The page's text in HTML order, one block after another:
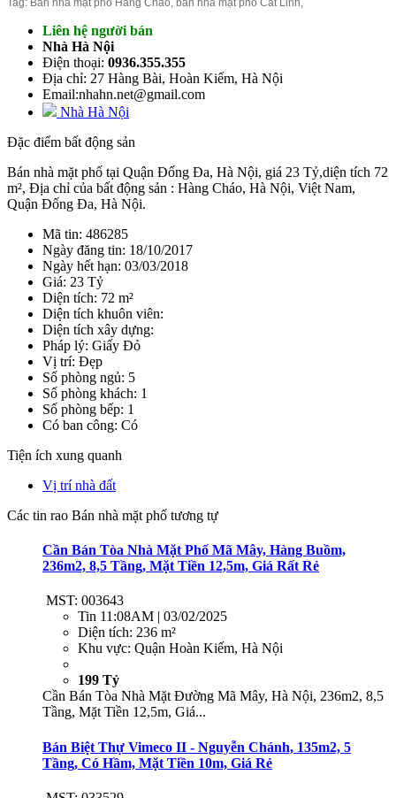
Tag: Bán nhà mặt phố Hàng Cháo, bán nhà mặt phố Cát Linh,
Liên hệ người bán
Nhà Hà Nội
Điện thoại: 0936.355.355
Địa chỉ: 27 Hàng Bài, Hoàn Kiếm, Hà Nội
Email:nhahn.net@gmail.com
Nhà Hà Nội
Đặc điểm bất động sản
Bán nhà mặt phố tại Quận Đống Đa, Hà Nội, giá 23 Tỷ,diện tích 72
m², Địa chỉ của bất động sản : Hàng Cháo, Hà Nội, Việt Nam,
Quận Đống Đa, Hà Nội.
Mã tin: 486285
Ngày đăng tin: 18/10/2017
Ngày hết hạn: 03/03/2018
Giá: 23 Tỷ
Diện tích: 72 m²
Diện tích khuôn viên:
Diện tích xây dựng:
Pháp lý: Giấy Đỏ
Vị trí: Đẹp
Số phòng ngủ: 5
Số phòng khách: 1
Số phòng bếp: 1
Có ban công: Có
Tiện ích xung quanh
Vị trí nhà đất
Các tin rao Bán nhà mặt phố tương tự
Cần Bán Tòa Nhà Mặt Phố Mã Mây, Hàng Buồm,
236m2, 8,5 Tầng, Mặt Tiền 12,5m, Giá Rất Rẻ
MST: 003643
Tin 11:08AM | 03/02/2025
Diện tích: 236 m²
Khu vực: Quận Hoàn Kiếm, Hà Nội
199 Tỷ
Cần Bán Tòa Nhà Mặt Đường Mã Mây, Hà Nội, 236m2, 8,5
Tầng, Mặt Tiền 12,5m, Giá...
Bán Biệt Thự Vimeco II - Nguyễn Chánh, 135m2, 5
Tầng, Có Hầm, Mặt Tiền 10m, Giá Rẻ